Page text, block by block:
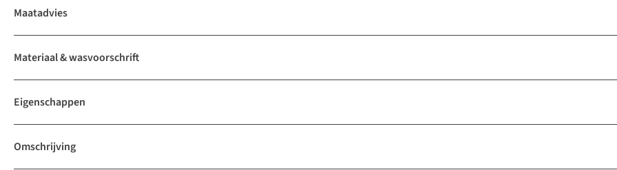
Maatadvies
Materiaal & wasvoorschrift
Eigenschappen
Omschrijving